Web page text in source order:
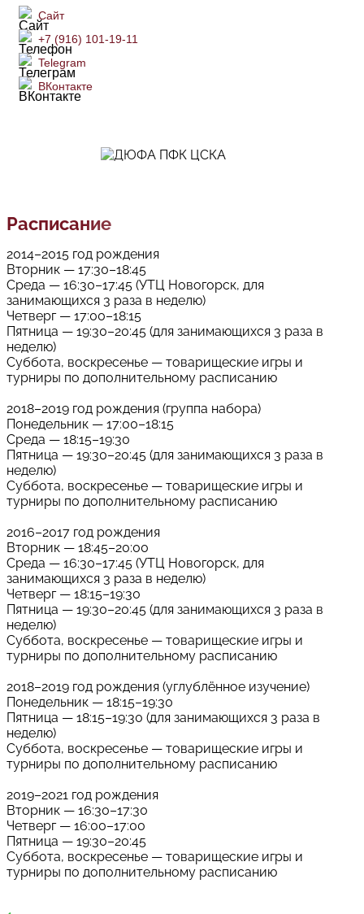
Сайт
+7 (916) 101-19-11
Telegram
ВКонтакте
Расписание
2014–2015 год рождения
Вторник — 17:30–18:45
Среда — 16:30–17:45 (УТЦ Новогорск, для
занимающихся 3 раза в неделю)
Четверг — 17:00–18:15
Пятница — 19:30–20:45 (для занимающихся 3 раза в
неделю)
Суббота, воскресенье — товарищеские игры и
турниры по дополнительному расписанию
2018–2019 год рождения (группа набора)
Понедельник — 17:00–18:15
Среда — 18:15–19:30
Пятница — 19:30–20:45 (для занимающихся 3 раза в
неделю)
Суббота, воскресенье — товарищеские игры и
турниры по дополнительному расписанию
2016–2017 год рождения
Вторник — 18:45–20:00
Среда — 16:30–17:45 (УТЦ Новогорск, для
занимающихся 3 раза в неделю)
Четверг — 18:15–19:30
Пятница — 19:30–20:45 (для занимающихся 3 раза в
неделю)
Суббота, воскресенье — товарищеские игры и
турниры по дополнительному расписанию
2018–2019 год рождения (углублённое изучение)
Понедельник — 18:15–19:30
Пятница — 18:15–19:30 (для занимающихся 3 раза в
неделю)
Суббота, воскресенье — товарищеские игры и
турниры по дополнительному расписанию
2019–2021 год рождения
Вторник — 16:30–17:30
Четверг — 16:00–17:00
Пятница — 19:30–20:45
Суббота, воскресенье — товарищеские игры и
турниры по дополнительному расписанию